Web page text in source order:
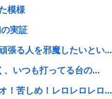
模様
実証
張る人を邪魔したいとい...
いつも打ってる台の...
！苦しめ！レロレロレロ...